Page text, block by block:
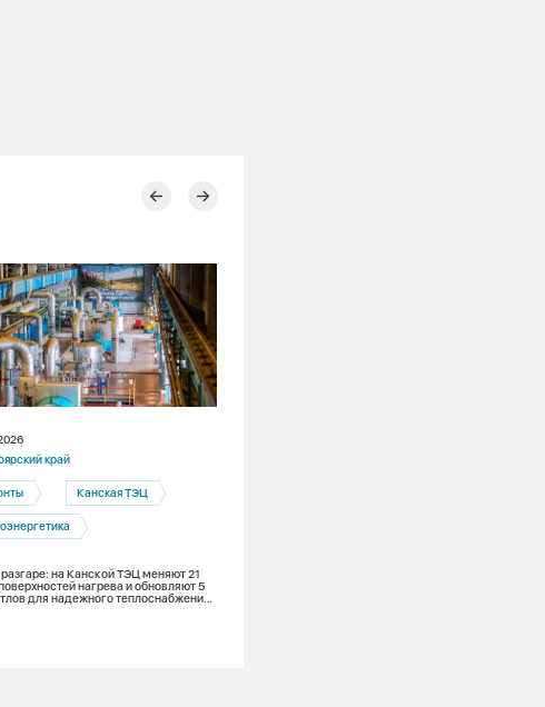
край
Канская ТЭЦ
на Канской ТЭЦ меняют 21
нагрева и обновляют 5
для надежного теплоснабжения